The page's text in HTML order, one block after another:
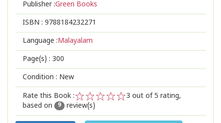
Publisher :Green Books
ISBN : 9788184232271
Language :Malayalam
Page(s) : 300
Condition : New
Rate this Book :
2
1
3 out of 5 rating,
based on
9 review(s)